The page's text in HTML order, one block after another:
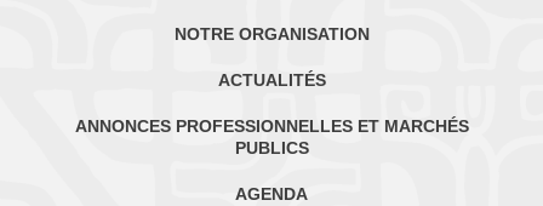
NOTRE ORGANISATION
ACTUALITÉS
ANNONCES PROFESSIONNELLES ET MARCHÉS
PUBLICS
AGENDA